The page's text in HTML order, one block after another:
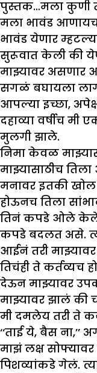
पुस्तक…मला कुणी
मला भावंड
भावंड येणार
सुरूवात केली की
माझ्यावर असणार
सगळं बघायला
आपल्या इच्छा,
दहाव्या वर्षीच मी
मुलगी झाले.
निमा केवळ
माझ्यासाठीच
मनावर इतकी खोल
होऊनच तिला
तिनं कपडे ओले केले
कपडे बदलत असे.
आईनं तरी
तिचंही ते कर्तव्यच
देऊन माझ्यावर
माझ्यावर झालं की
मी दमलेय तरी ते
‘‘ताई ये, बैस ना,’’
माझं लक्ष
पिशव्यांकडे गेलं.